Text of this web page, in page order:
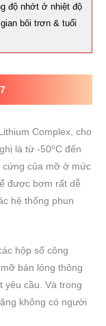
độ nhớt ở nhiệt độ
bôi trơn & tuổi
Complex, cho
là từ -50oC đến
cứng của mỡ ở mức
được bơm rất dễ
hệ thống phun
hộp số công
bán lỏng thông
yêu cầu. Và trong
không có người